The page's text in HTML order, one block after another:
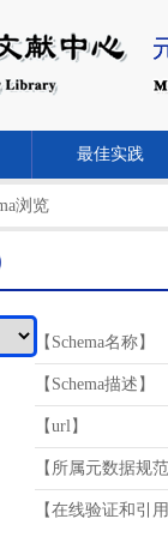
最佳实践
浏览
【Schema名称】
【Schema描述】
【url】
【所属元数据规
【在线验证和引